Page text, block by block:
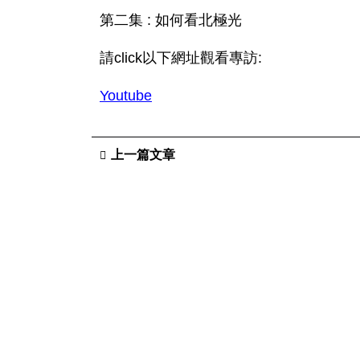
第二集 : 如何看北極光
請click以下網址觀看專訪:
Youtube
上一篇文章